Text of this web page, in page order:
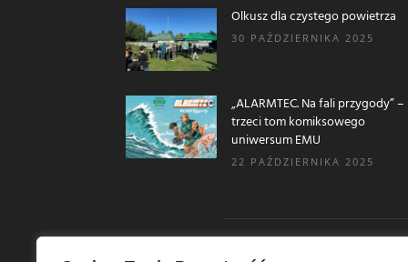
Olkusz dla czystego powietrza
30 PAŹDZIERNIKA 2025
„ALARMTEC. Na fali przygody” –
trzeci tom komiksowego
uniwersum EMU
22 PAŹDZIERNIKA 2025